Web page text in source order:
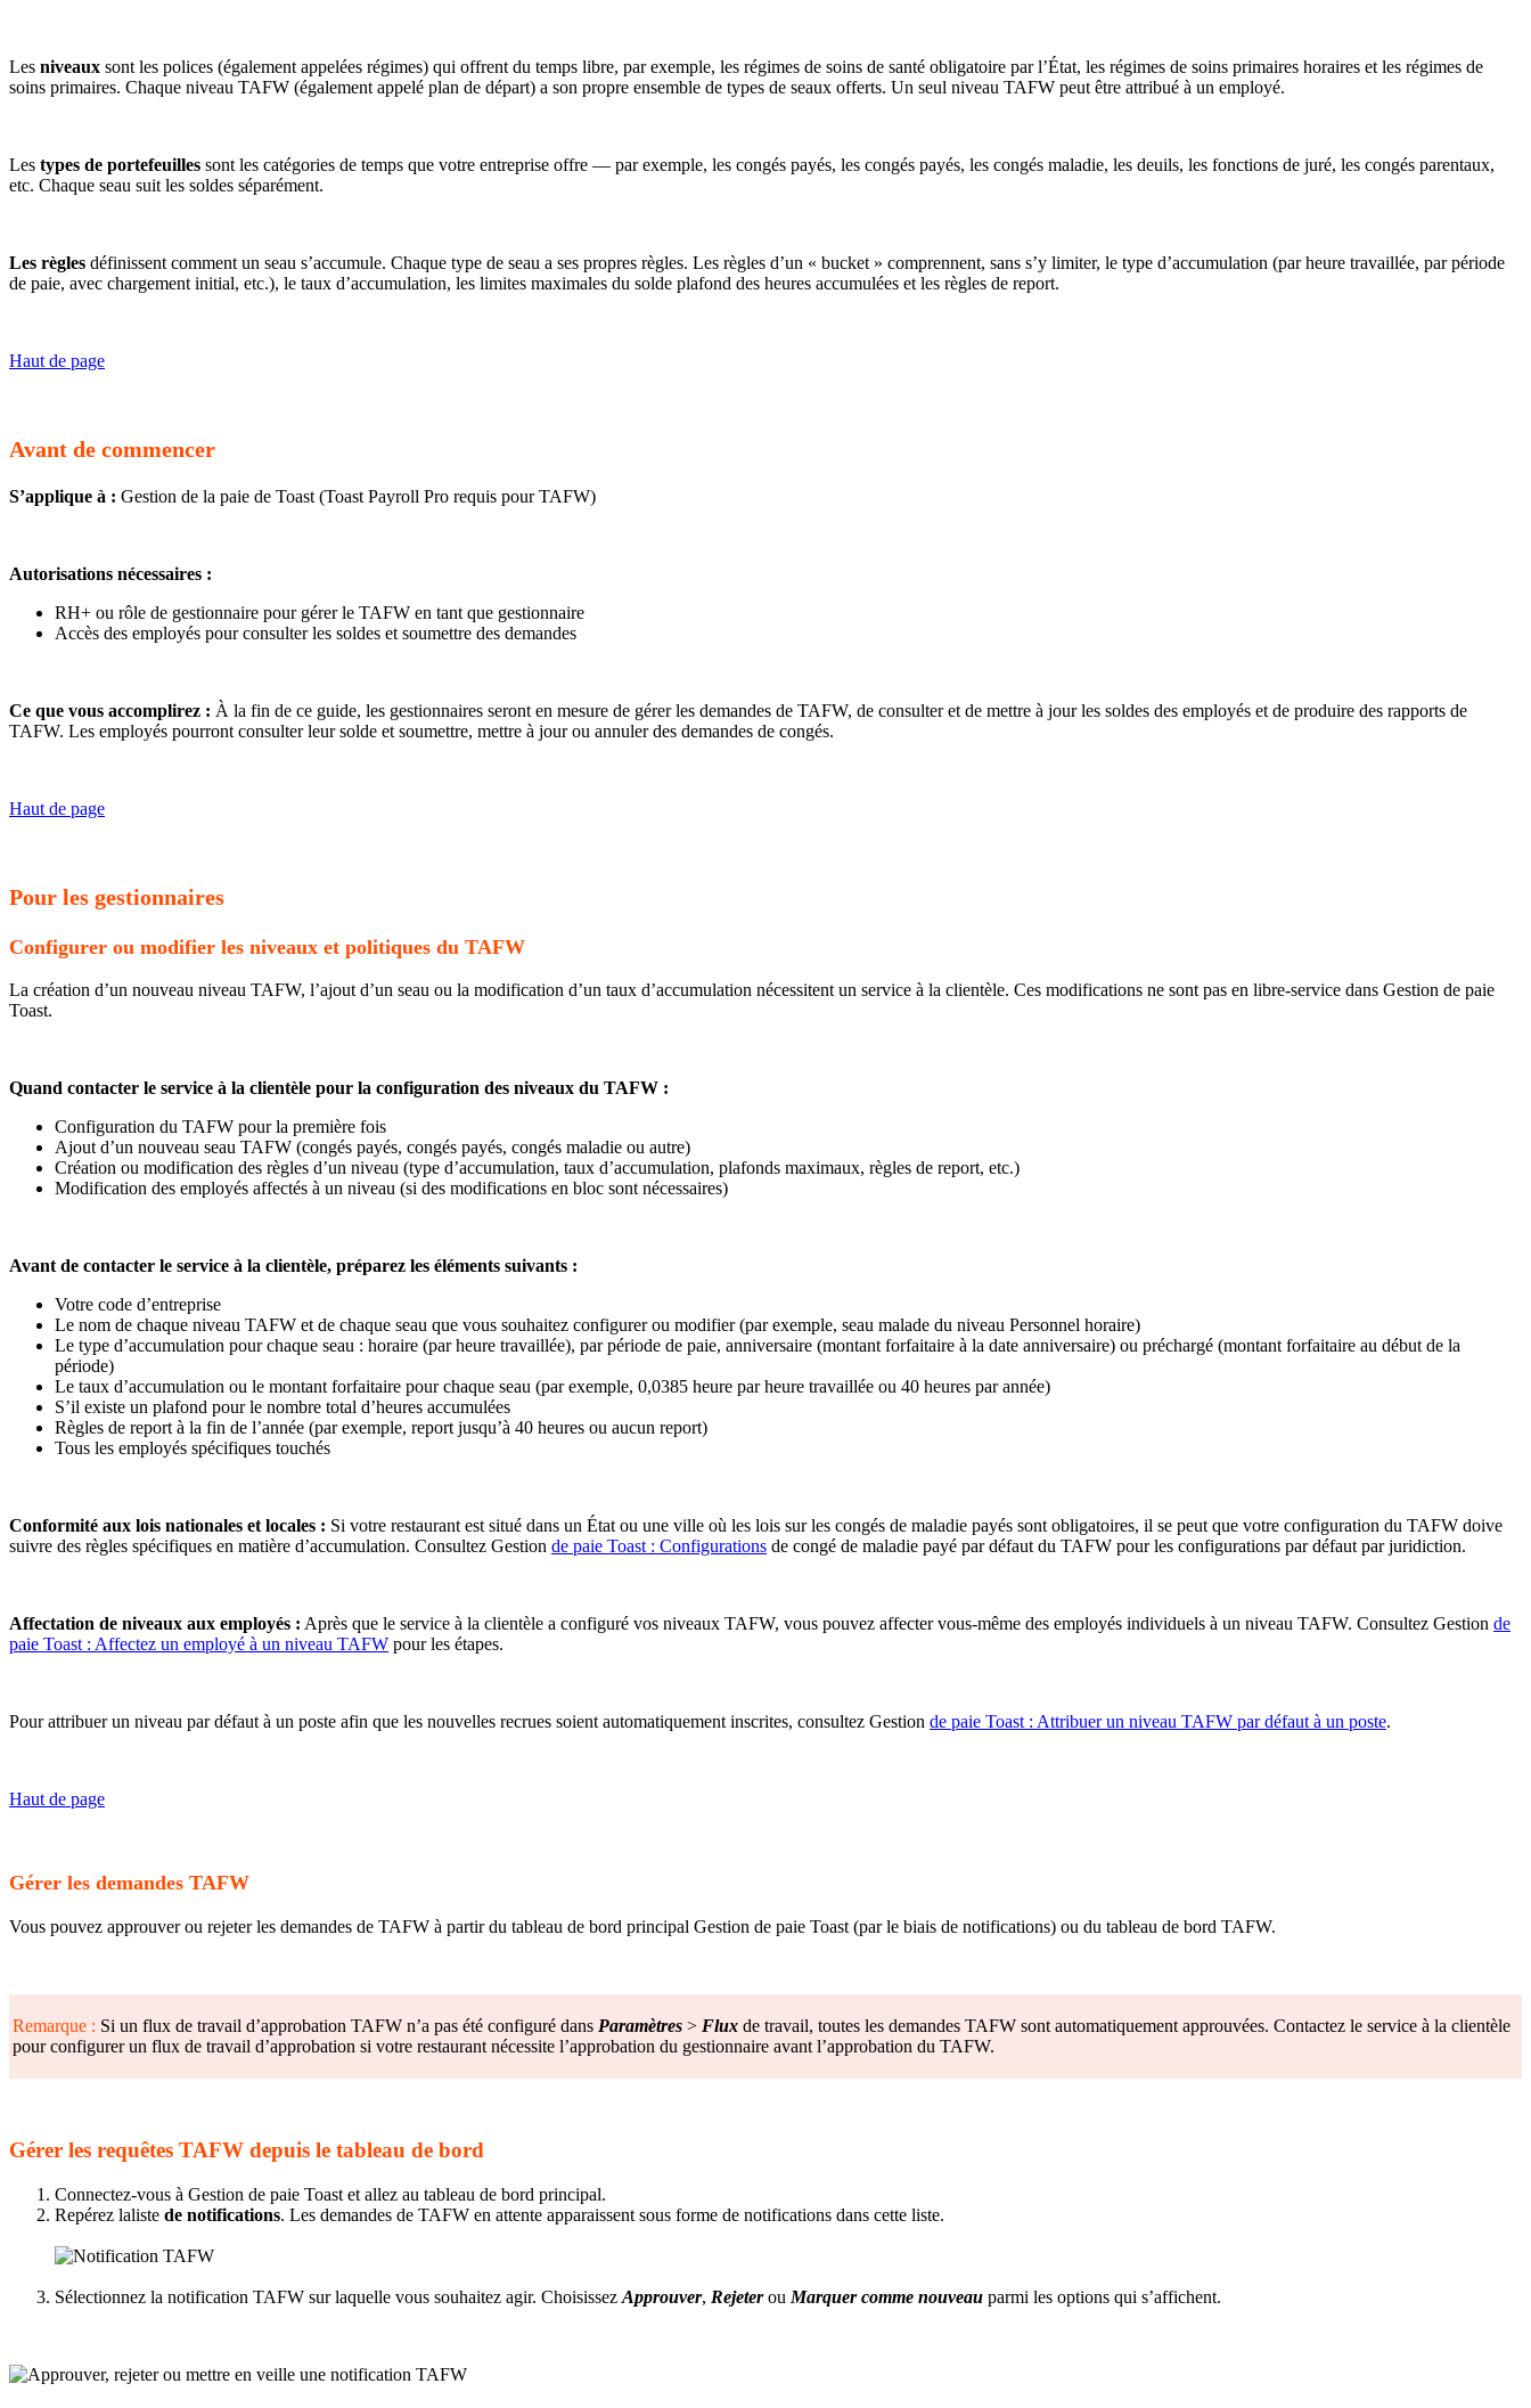
Les niveaux sont les polices (également appelées régimes) qui offrent du temps libre, par exemple, les régimes de soins de santé obligatoire par l’État, les régimes de soins primaires horaires et les régimes de
soins primaires. Chaque niveau TAFW (également appelé plan de départ) a son propre ensemble de types de seaux offerts. Un seul niveau TAFW peut être attribué à un employé.
Les types de portefeuilles sont les catégories de temps que votre entreprise offre — par exemple, les congés payés, les congés payés, les congés maladie, les deuils, les fonctions de juré, les congés parentaux,
etc. Chaque seau suit les soldes séparément.
Les règles définissent comment un seau s’accumule. Chaque type de seau a ses propres règles. Les règles d’un « bucket » comprennent, sans s’y limiter, le type d’accumulation (par heure travaillée, par période
de paie, avec chargement initial, etc.), le taux d’accumulation, les limites maximales du solde plafond des heures accumulées et les règles de report.
Haut de page
Avant de commencer
S’applique à : Gestion de la paie de Toast (Toast Payroll Pro requis pour TAFW)
Autorisations nécessaires :
RH+ ou rôle de gestionnaire pour gérer le TAFW en tant que gestionnaire
Accès des employés pour consulter les soldes et soumettre des demandes
Ce que vous accomplirez : À la fin de ce guide, les gestionnaires seront en mesure de gérer les demandes de TAFW, de consulter et de mettre à jour les soldes des employés et de produire des rapports de
TAFW. Les employés pourront consulter leur solde et soumettre, mettre à jour ou annuler des demandes de congés.
Haut de page
Pour les gestionnaires
Configurer ou modifier les niveaux et politiques du TAFW
La création d’un nouveau niveau TAFW, l’ajout d’un seau ou la modification d’un taux d’accumulation nécessitent un service à la clientèle. Ces modifications ne sont pas en libre-service dans Gestion de paie
Toast.
Quand contacter le service à la clientèle pour la configuration des niveaux du TAFW :
Configuration du TAFW pour la première fois
Ajout d’un nouveau seau TAFW (congés payés, congés payés, congés maladie ou autre)
Création ou modification des règles d’un niveau (type d’accumulation, taux d’accumulation, plafonds maximaux, règles de report, etc.)
Modification des employés affectés à un niveau (si des modifications en bloc sont nécessaires)
Avant de contacter le service à la clientèle, préparez les éléments suivants :
Votre code d’entreprise
Le nom de chaque niveau TAFW et de chaque seau que vous souhaitez configurer ou modifier (par exemple, seau malade du niveau Personnel horaire)
Le type d’accumulation pour chaque seau : horaire (par heure travaillée), par période de paie, anniversaire (montant forfaitaire à la date anniversaire) ou préchargé (montant forfaitaire au début de la
période)
Le taux d’accumulation ou le montant forfaitaire pour chaque seau (par exemple, 0,0385 heure par heure travaillée ou 40 heures par année)
S’il existe un plafond pour le nombre total d’heures accumulées
Règles de report à la fin de l’année (par exemple, report jusqu’à 40 heures ou aucun report)
Tous les employés spécifiques touchés
Conformité aux lois nationales et locales : Si votre restaurant est situé dans un État ou une ville où les lois sur les congés de maladie payés sont obligatoires, il se peut que votre configuration du TAFW doive
suivre des règles spécifiques en matière d’accumulation. Consultez Gestion de paie Toast : Configurations de congé de maladie payé par défaut du TAFW pour les configurations par défaut par juridiction.
Affectation de niveaux aux employés : Après que le service à la clientèle a configuré vos niveaux TAFW, vous pouvez affecter vous-même des employés individuels à un niveau TAFW. Consultez Gestion de
paie Toast : Affectez un employé à un niveau TAFW pour les étapes.
Pour attribuer un niveau par défaut à un poste afin que les nouvelles recrues soient automatiquement inscrites, consultez Gestion de paie Toast : Attribuer un niveau TAFW par défaut à un poste.
Haut de page
Gérer les demandes TAFW
Vous pouvez approuver ou rejeter les demandes de TAFW à partir du tableau de bord principal Gestion de paie Toast (par le biais de notifications) ou du tableau de bord TAFW.
Remarque : Si un flux de travail d’approbation TAFW n’a pas été configuré dans Paramètres > Flux de travail, toutes les demandes TAFW sont automatiquement approuvées. Contactez le service à la clientèle
pour configurer un flux de travail d’approbation si votre restaurant nécessite l’approbation du gestionnaire avant l’approbation du TAFW.
Gérer les requêtes TAFW depuis le tableau de bord
Connectez-vous à Gestion de paie Toast et allez au tableau de bord principal.
Repérez laliste de notifications. Les demandes de TAFW en attente apparaissent sous forme de notifications dans cette liste.
Sélectionnez la notification TAFW sur laquelle vous souhaitez agir. Choisissez Approuver, Rejeterou Marquer comme nouveau parmi les options qui s’affichent.